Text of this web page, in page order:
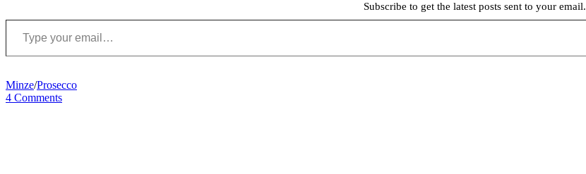
Subscribe to get the latest posts sent to your email.
Type your email…
Minze/Prosecco
4 Comments